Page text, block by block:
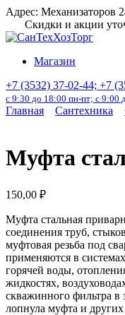
Перейти
содержанию
Адрес: Механизаторов
Скидки и акции
Магазин
+7 (3532) 37-02-44; +7
с 9:30 до 18:00 пн-пт; с 9:00
Главная Сантехника
Муфта
150,00 ₽
Муфта стальная
соединения труб,
муфтовая резьба под
применяются в
горячей воды,
жидкостях,
скважинного фильтра в
лопнула муфта и других